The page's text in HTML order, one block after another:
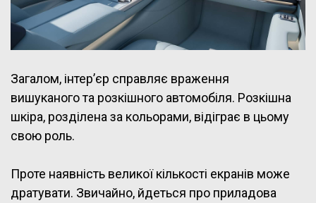
Загалом, інтер’єр справляє враження
вишуканого та розкішного автомобіля. Розкішна
шкіра, розділена за кольорами, відіграє в цьому
свою роль.
Проте наявність великої кількості екранів може
дратувати. Звичайно, йдеться про приладова